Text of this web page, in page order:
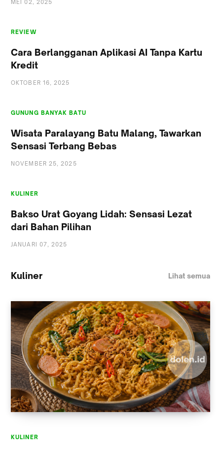
MEI 02, 2025
REVIEW
Cara Berlangganan Aplikasi AI Tanpa Kartu
Kredit
OKTOBER 16, 2025
GUNUNG BANYAK BATU
Wisata Paralayang Batu Malang, Tawarkan
Sensasi Terbang Bebas
NOVEMBER 25, 2025
KULINER
Bakso Urat Goyang Lidah: Sensasi Lezat
dari Bahan Pilihan
JANUARI 07, 2025
Kuliner Lihat semua
KULINER